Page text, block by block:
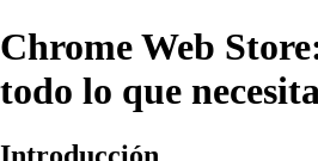
Chrome Web
todo lo que